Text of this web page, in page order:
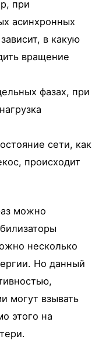
при
асинхронных
в какую
вращение
фазах, при
сети, как
происходит
можно
несколько
Но данный
могут взывать
этого на